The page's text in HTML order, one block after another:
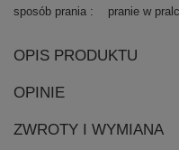
sposób prania pranie w
OPIS PRODUKTU
OPINIE
ZWROTY I WYMIANA